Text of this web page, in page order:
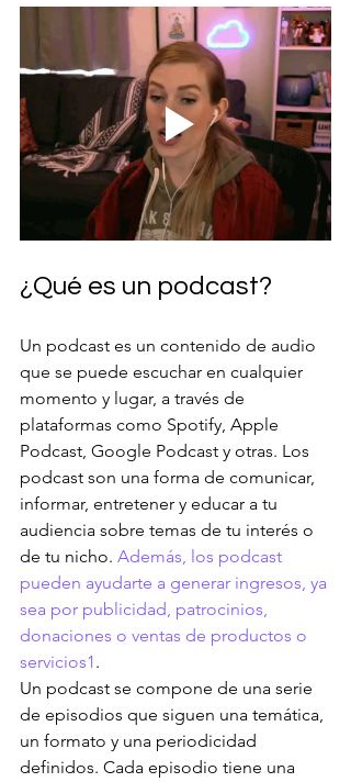
¿Qué es un podcast?
Un podcast es un contenido de audio
que se puede escuchar en cualquier
momento y lugar, a través de
plataformas como Spotify, Apple
Podcast, Google Podcast y otras. Los
podcast son una forma de comunicar,
informar, entretener y educar a tu
audiencia sobre temas de tu interés o
de tu nicho. Además, los podcast
pueden ayudarte a generar ingresos, ya
sea por publicidad, patrocinios,
donaciones o ventas de productos o
servicios1.
Un podcast se compone de una serie
de episodios que siguen una temática,
un formato y una periodicidad
definidos. Cada episodio tiene una